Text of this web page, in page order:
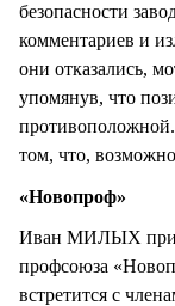
безопасности
комментариев и
они отказались,
упомянув, что
том, что,
«Новопроф»
Иван МИЛЫХ
профсоюза
встретится с